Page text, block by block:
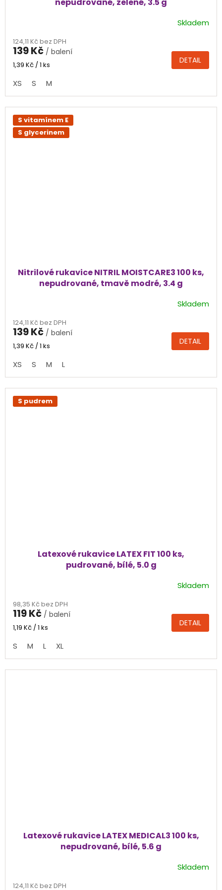
produktu
je
4,8
5
hvězdiček.
Skladem
124,11 Kč bez DPH
139 Kč / balení
Měrná
1,39 Kč / 1 ks DETAIL
XS S M
S vitamínem E
S glycerinem
Nitrilové rukavice NITRIL MOISTCARE3 100 ks,
nepudrované, tmavě modré, 3.4 g
produktu
je
4,6
5
hvězdiček.
Skladem
124,11 Kč bez DPH
139 Kč / balení
Měrná
1,39 Kč / 1 ks DETAIL
XS S M L
S pudrem
Latexové rukavice LATEX FIT 100 ks,
pudrované, bílé, 5.0 g
produktu
je
4,8
5
hvězdiček.
Skladem
98,35 Kč bez DPH
119 Kč / balení
Měrná
1,19 Kč / 1 ks DETAIL
S M L XL
Latexové rukavice LATEX MEDICAL3 100 ks,
nepudrované, bílé, 5.6 g
Skladem
124,11 Kč bez DPH